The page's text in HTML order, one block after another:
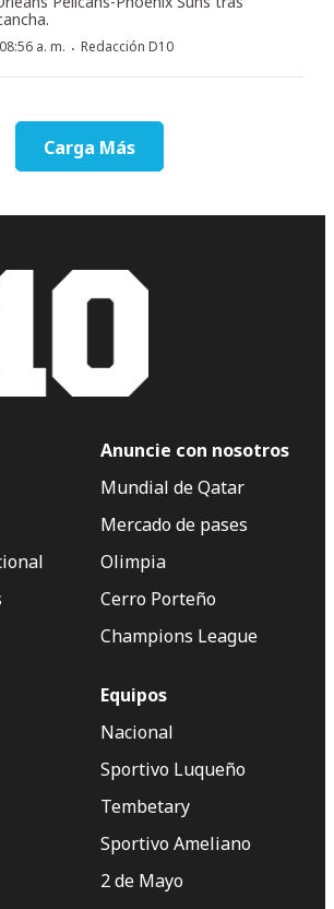
a. m. · Redacción D10
Carga Más
Anuncie con nosotros
Mundial de Qatar
Mercado de pases
Olimpia
Cerro Porteño
Champions League
Equipos
Nacional
Sportivo Luqueño
Tembetary
Sportivo Ameliano
2 de Mayo